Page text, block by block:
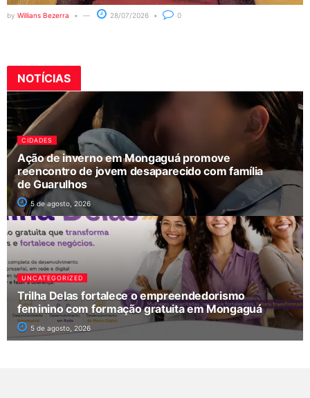
by Willians Bezerra 28/07/2026 0
NOTÍCIAS
CIDADES
Ação de inverno em Mongaguá promove
reencontro de jovem desaparecido com família
de Guarulhos
5 de agosto, 2026
UNCATEGORIZED
Trilha Delas fortalece o empreendedorismo
feminino com formação gratuita em Mongaguá
5 de agosto, 2026